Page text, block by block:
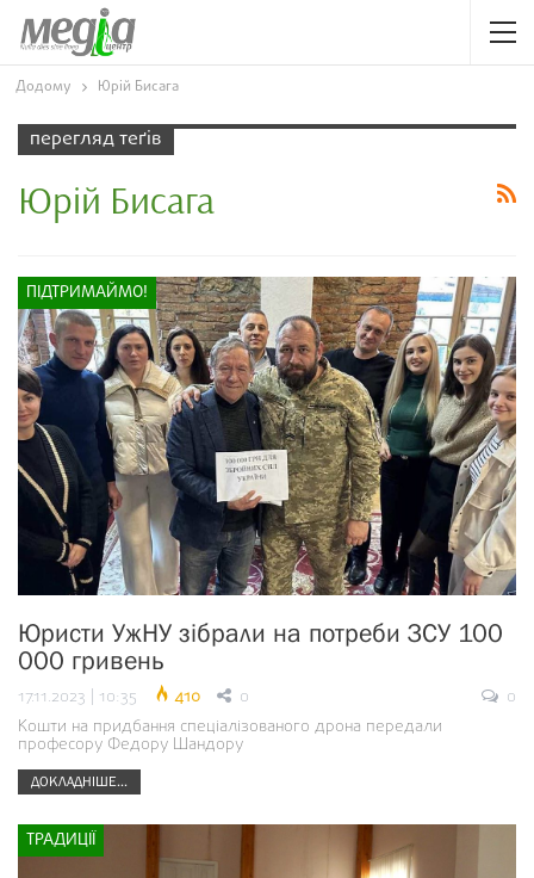
Додому Юрій Бисага
перегляд теґів
Юрій Бисага
ПІДТРИМАЙМО!
Юристи УжНУ зібрали на потреби ЗСУ 100
000 гривень
17.11.2023 | 10:35 410 0
0
Кошти на придбання спеціалізованого дрона передали
професору Федору Шандору
ДОКЛАДНІШЕ...
ТРАДИЦІЇ